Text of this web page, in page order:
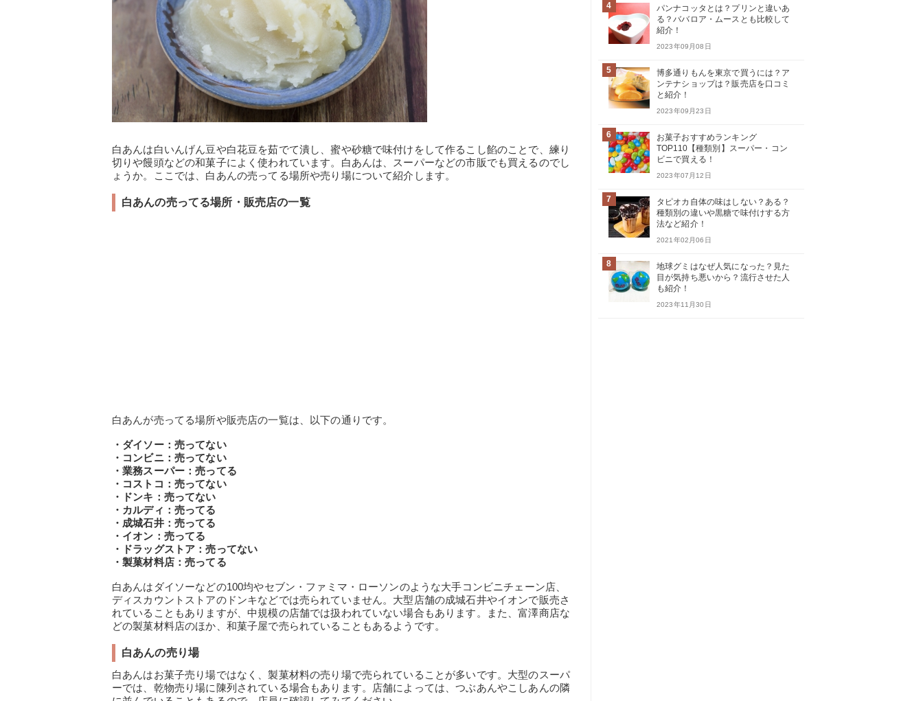
白あんは白いんげん豆や白花豆を茹でて潰し、蜜や砂糖で味付けをして作るこし餡のことで、練り
切りや饅頭などの和菓子によく使われています。白あんは、スーパーなどの市販でも買えるのでし
ょうか。ここでは、白あんの売ってる場所や売り場について紹介します。
白あんの売ってる場所・販売店の一覧
白あんが売ってる場所や販売店の一覧は、以下の通りです。
・ダイソー：売ってない
・コンビニ：売ってない
・業務スーパー：売ってる
・コストコ：売ってない
・ドンキ：売ってない
・カルディ：売ってる
・成城石井：売ってる
・イオン：売ってる
・ドラッグストア：売ってない
・製菓材料店：売ってる
白あんはダイソーなどの100均やセブン・ファミマ・ローソンのような大手コンビニチェーン店、
ディスカウントストアのドンキなどでは売られていません。大型店舗の成城石井やイオンで販売さ
れていることもありますが、中規模の店舗では扱われていない場合もあります。また、富澤商店な
どの製菓材料店のほか、和菓子屋で売られていることもあるようです。
白あんの売り場
白あんはお菓子売り場ではなく、製菓材料の売り場で売られていることが多いです。大型のスーパ
ーでは、乾物売り場に陳列されている場合もあります。店舗によっては、つぶあんやこしあんの隣
4
パンナコッタとは？プリンと違いあ
る？ババロア・ムースとも比較して
紹介！
2023年09月08日
5
博多通りもんを東京で買うには？ア
ンテナショップは？販売店を口コミ
と紹介！
2023年09月23日
6
お菓子おすすめランキング
TOP110【種類別】スーパー・コン
ビニで買える！
2023年07月12日
7
タピオカ自体の味はしない？ある？
種類別の違いや黒糖で味付けする方
法など紹介！
2021年02月06日
8
地球グミはなぜ人気になった？見た
目が気持ち悪いから？流行させた人
も紹介！
2023年11月30日